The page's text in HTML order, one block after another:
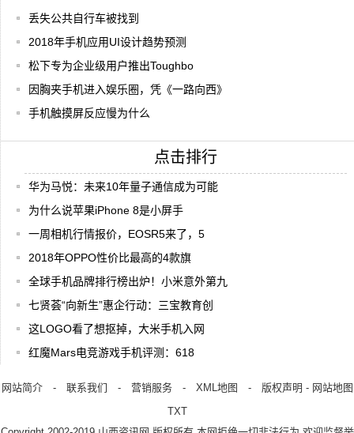
丢失公共自行车被找到
2018年手机应用UI设计趋势预测
松下专为企业级用户推出Toughbo
因胸夹手机进入娱乐圈，凭《一路向西》
手机触摸屏反应慢为什么
点击排行
华为马悦：未来10年量子通信成为可能
为什么说苹果iPhone 8是小屏手
一周相机行情报价，EOSR5来了，5
2018年OPPO性价比最高的4款旗
全球手机品牌排行榜出炉！小米意外第九
七贤荟“向新生”惠企行动：三宝教育创
这LOGO看了想抠掉，大米手机入网
红魔Mars电竞游戏手机评测：618
网站简介- 联系我们 - 营销服务- XML地图 - 版权声明 - 网站地图
TXT